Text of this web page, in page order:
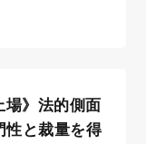
場》法的側面
性と裁量を得